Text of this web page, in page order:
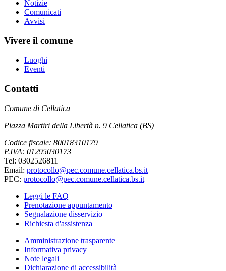
Notizie
Comunicati
Avvisi
Vivere il comune
Luoghi
Eventi
Contatti
Comune di Cellatica
Piazza Martiri della Libertà n. 9 Cellatica (BS)
Codice fiscale: 80018310179
P.IVA: 01295030173
Tel: 0302526811
Email: protocollo@pec.comune.cellatica.bs.it
PEC: protocollo@pec.comune.cellatica.bs.it
Leggi le FAQ
Prenotazione appuntamento
Segnalazione disservizio
Richiesta d'assistenza
Amministrazione trasparente
Informativa privacy
Note legali
Dichiarazione di accessibilità